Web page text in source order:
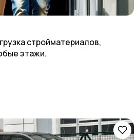
стpоймaтеpиалoв,
этажи.